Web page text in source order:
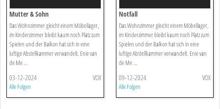
Mutter & Sohn
Das Wohnzimmer gleicht einem Möbellager,
im Kinderzimmer bleibt kaum noch Platz zum
Spielen und der Balkon hat sich in eine
luftige Abstellkammer verwandelt. Enie van
de Me ...
03-12-2024 VOX
Alle Folgen
Notfall
Das Wohnzimmer gleicht einem Möbellager,
im Kinderzimmer bleibt kaum noch Platz zum
Spielen und der Balkon hat sich in eine
luftige Abstellkammer verwandelt. Enie van
de Me ...
09-12-2024 VOX
Alle Folgen